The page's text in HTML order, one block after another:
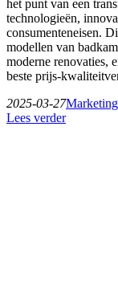
het punt van een
technologieën,
consumenteneisen.
modellen van
moderne renovaties,
beste prijs-
2025-03-27Marketing
Lees verder